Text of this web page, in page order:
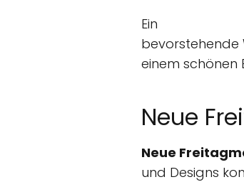
Ein
bevorstehende
einem schönen
Neue
Neue
und Designs